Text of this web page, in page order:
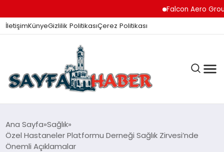
Falcon Aero Group,
İletişimKünyeGizlilik PolitikasıÇerez Politikası
ANA SAYFA
Ana Sayfa Sağlık
Özel Hastaneler Platformu Derneği Sağlık Zirvesi’nde
Önemli Açıklamalar